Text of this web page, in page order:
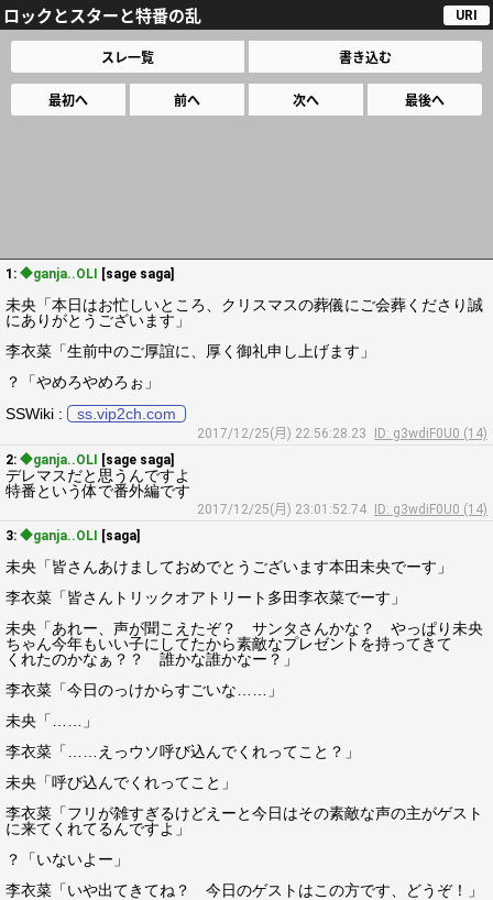
ロックとスターと特番の乱 URI
スレ一覧 書き込む
最初へ 前へ 次へ 最後へ
1: ◆ganja..OLI [sage saga]
未央「本日はお忙しいところ、クリスマスの葬儀にご会葬くださり誠
にありがとうございます」
李衣菜「生前中のご厚誼に、厚く御礼申し上げます」
？「やめろやめろぉ」
SSWiki :
ss.vip2ch.com
2017/12/25(月) 22:56:28.23
ID: g3wdiF0U0 (14)
2: ◆ganja..OLI [sage saga]
デレマスだと思うんですよ
特番という体で番外編です
2017/12/25(月) 23:01:52.74
ID: g3wdiF0U0 (14)
3: ◆ganja..OLI [saga]
未央「皆さんあけましておめでとうございます本田未央でーす」
李衣菜「皆さんトリックオアトリート多田李衣菜でーす」
未央「あれー、声が聞こえたぞ？ サンタさんかな？ やっぱり未央
ちゃん今年もいい子にしてたから素敵なプレゼントを持ってきて
くれたのかなぁ？？ 誰かな誰かなー？」
李衣菜「今日のっけからすごいな……」
未央「……」
李衣菜「……えっウソ呼び込んでくれってこと？」
未央「呼び込んでくれってこと」
李衣菜「フリが雑すぎるけどえーと今日はその素敵な声の主がゲスト
に来てくれてるんですよ」
？「いないよー」
李衣菜「いや出てきてね？ 今日のゲストはこの方です、どうぞ！」